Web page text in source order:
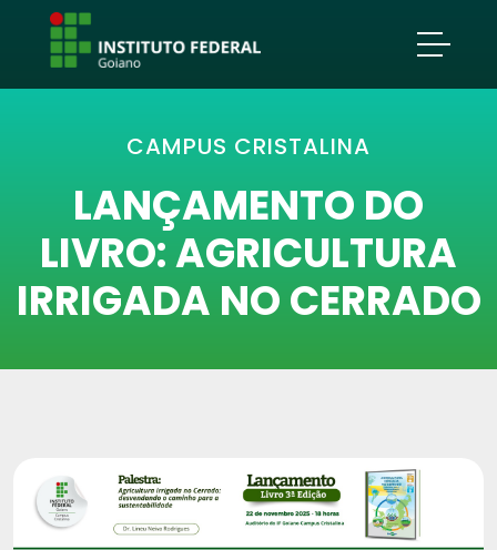
CAMPUS CRISTALINA
LANÇAMENTO DO
LIVRO: AGRICULTURA
IRRIGADA NO CERRADO